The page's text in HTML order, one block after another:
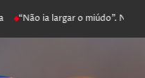
“Não ia largar o miúdo”.